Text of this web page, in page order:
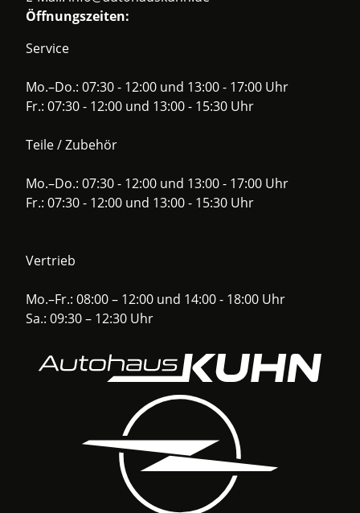
Öffnungszeiten:
Service
Mo.–Do.: 07:30 - 12:00 und 13:00 - 17:00 Uhr
Fr.: 07:30 - 12:00 und 13:00 - 15:30 Uhr
Teile / Zubehör
Mo.–Do.: 07:30 - 12:00 und 13:00 - 17:00 Uhr
Fr.: 07:30 - 12:00 und 13:00 - 15:30 Uhr
Vertrieb
Mo.–Fr.: 08:00 – 12:00 und 14:00 - 18:00 Uhr
Sa.: 09:30 – 12:30 Uhr